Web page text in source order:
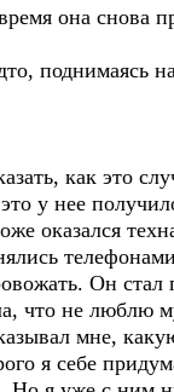
она снова
поднимаясь
как это
у нее
оказался
Он
что не
мне,
я себе